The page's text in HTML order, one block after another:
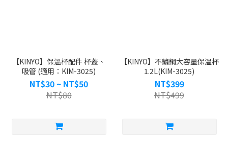
【KINYO】保溫杯配件 杯蓋、
吸管 (適用：KIM-3025)
NT$30 ~ NT$50
NT$80
【KINYO】不鏽鋼大容量保溫杯
1.2L(KIM-3025)
NT$399
NT$499